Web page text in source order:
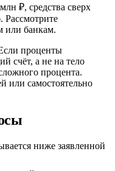
₽, средства сверх
Рассмотрите
или банкам.
проценты
счёт, а не на тело
процента.
или самостоятельно
ниже заявленной